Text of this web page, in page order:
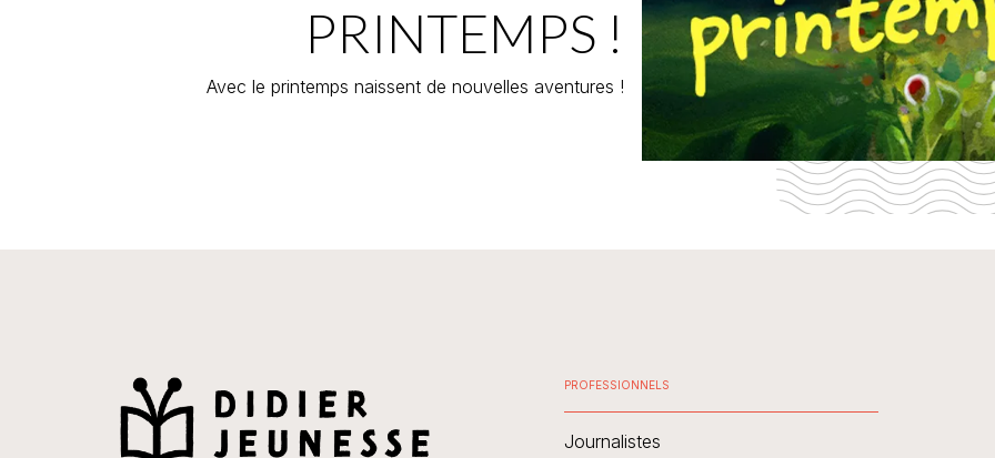
PRINTEMPS !
Avec le printemps naissent de nouvelles aventures !
PROFESSIONNELS
Journalistes